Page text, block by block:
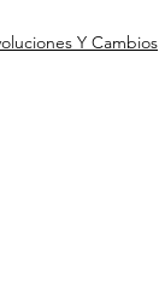
Y Cambios